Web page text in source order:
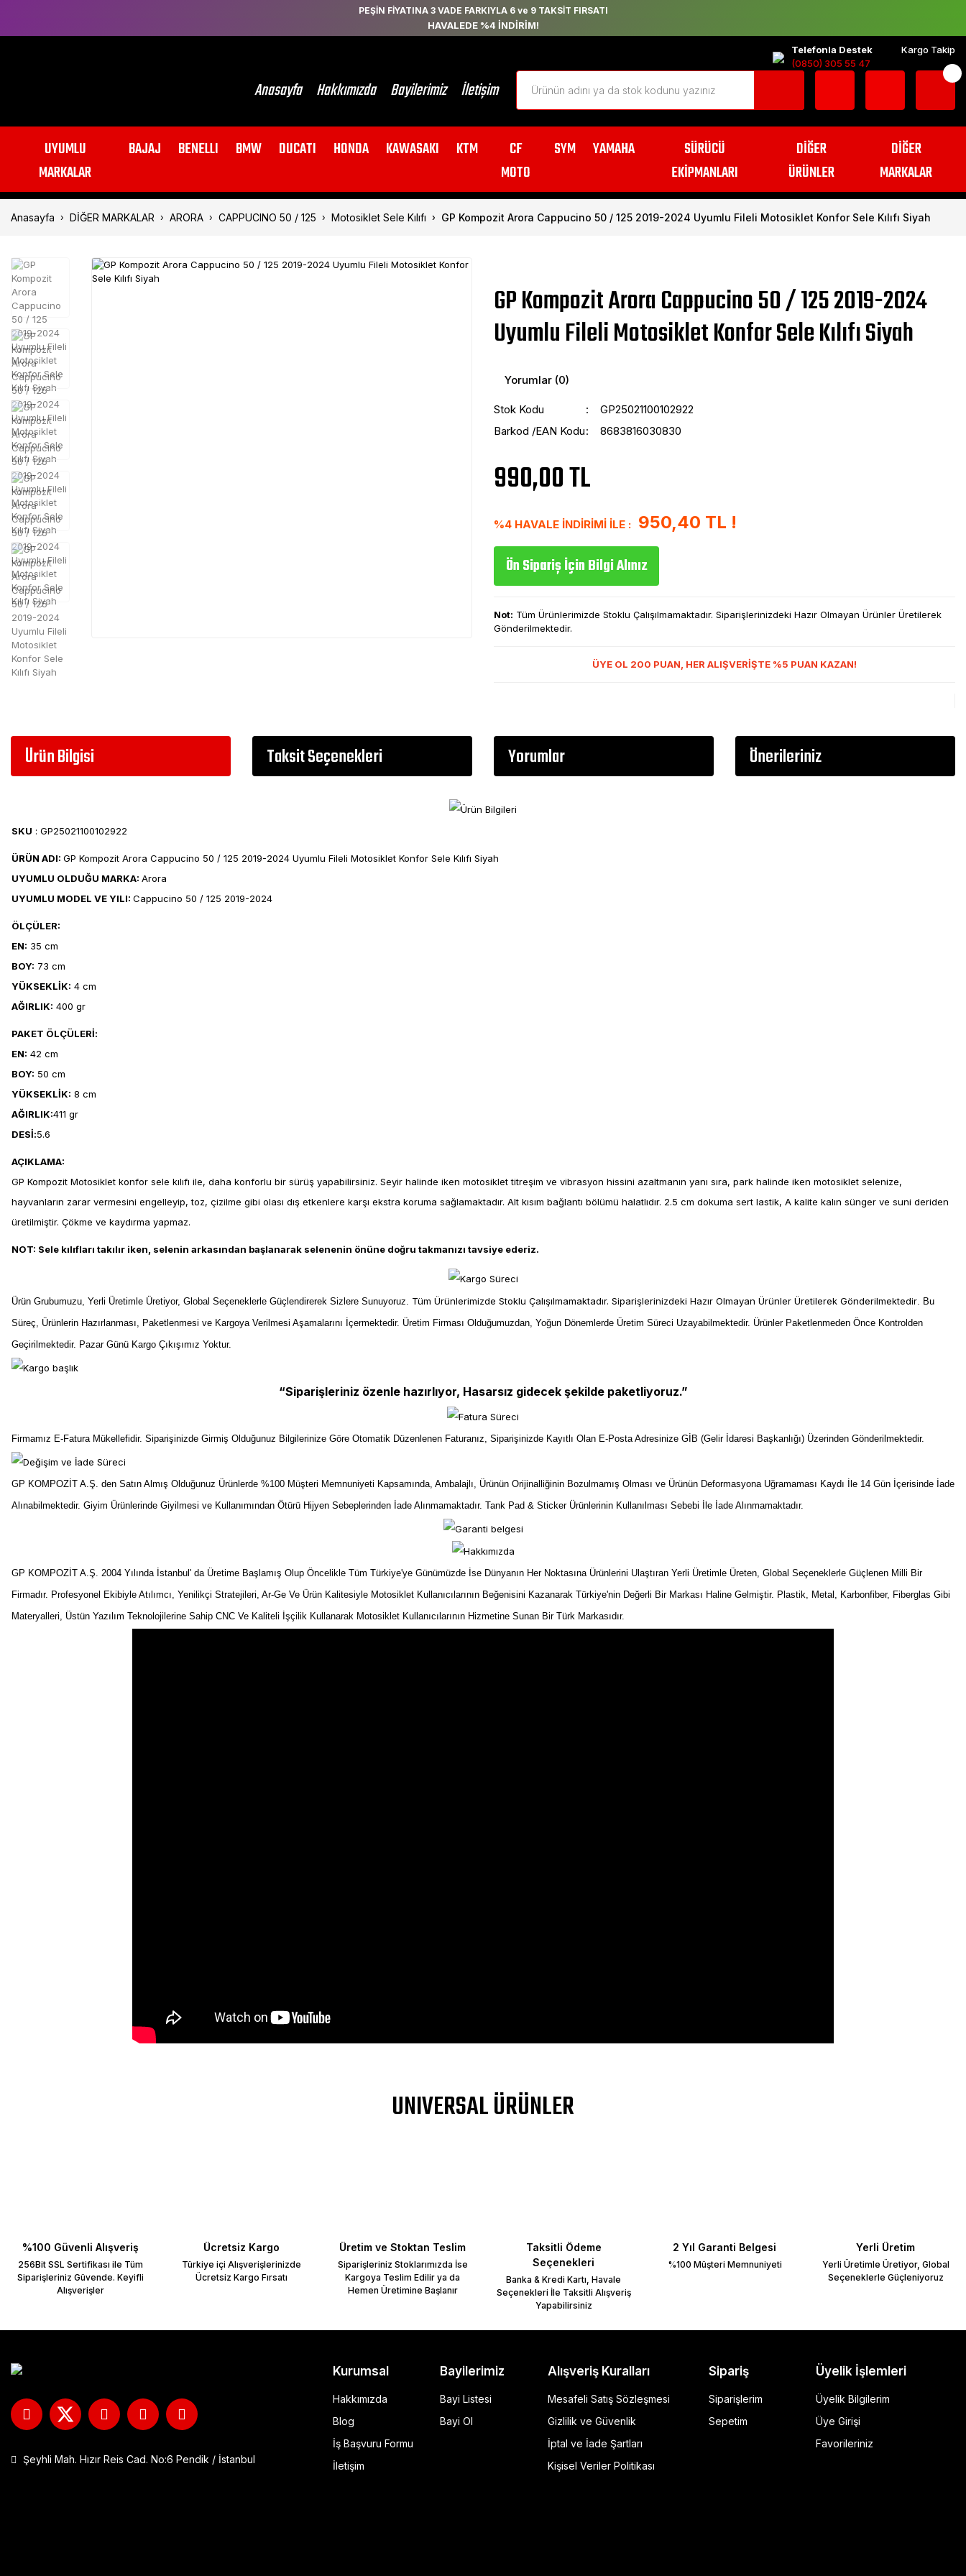
PEŞİN FİYATINA 3 VADE FARKIYLA 6 ve 9 TAKSİT FIRSATI
HAVALEDE %4 İNDİRİM!
Telefonla Destek
(0850) 305 55 47
Kargo Takip
Anasayfa Hakkımızda Bayilerimiz İletişim
UYUMLU
MARKALAR
BAJAJ BENELLI BMW DUCATI HONDA KAWASAKI KTM
CF
MOTO
SYM YAMAHA
SÜRÜCÜ
EKİPMANLARI
DİĞER
ÜRÜNLER
DİĞER
MARKALAR
Anasayfa DİĞER MARKALAR ARORA CAPPUCINO 50 / 125 Motosiklet Sele Kılıfı GP Kompozit Arora Cappucino 50 / 125 2019-2024 Uyumlu Fileli Motosiklet Konfor Sele Kılıfı Siyah
GP Kompozit Arora Cappucino 50 / 125 2019-2024
Uyumlu Fileli Motosiklet Konfor Sele Kılıfı Siyah
Yorumlar (0)
Stok Kodu
GP25021100102922
Barkod /EAN Kodu
8683816030830
990,00 TL
%4 HAVALE İNDİRİMİ İLE : 950,40 TL !
Ön Sipariş İçin Bilgi Alınız
Not: Tüm Ürünlerimizde Stoklu Çalışılmamaktadır. Siparişlerinizdeki Hazır Olmayan Ürünler Üretilerek
Gönderilmektedir.
ÜYE OL 200 PUAN, HER ALIŞVERİŞTE %5 PUAN KAZAN!
Ürün Bilgisi Taksit Seçenekleri Yorumlar Önerileriniz
SKU : GP25021100102922
ÜRÜN ADI: GP Kompozit Arora Cappucino 50 / 125 2019-2024 Uyumlu Fileli Motosiklet Konfor Sele Kılıfı Siyah
UYUMLU OLDUĞU MARKA: Arora
UYUMLU MODEL VE YILI: Cappucino 50 / 125 2019-2024
ÖLÇÜLER:
EN: 35 cm
BOY: 73 cm
YÜKSEKLİK: 4 cm
AĞIRLIK: 400 gr
PAKET ÖLÇÜLERİ:
EN: 42 cm
BOY: 50 cm
YÜKSEKLİK: 8 cm
AĞIRLIK:411 gr
DESİ:5.6
AÇIKLAMA:
GP Kompozit Motosiklet konfor sele kılıfı ile, daha konforlu bir sürüş yapabilirsiniz. Seyir halinde iken motosiklet titreşim ve vibrasyon hissini azaltmanın yanı sıra, park halinde iken motosiklet selenize,
hayvanların zarar vermesini engelleyip, toz, çizilme gibi olası dış etkenlere karşı ekstra koruma sağlamaktadır. Alt kısım bağlantı bölümü halatlıdır. 2.5 cm dokuma sert lastik, A kalite kalın sünger ve suni deriden
üretilmiştir. Çökme ve kaydırma yapmaz.
NOT: Sele kılıfları takılır iken, selenin arkasından başlanarak selenenin önüne doğru takmanızı tavsiye ederiz.
Ürün Grubumuzu, Yerli Üretimle Üretiyor, Global Seçeneklerle Güçlendirerek Sizlere Sunuyoruz. Tüm Ürünlerimizde Stoklu Çalışılmamaktadır. Siparişlerinizdeki Hazır Olmayan Ürünler Üretilerek Gönderilmektedir. Bu
Süreç, Ürünlerin Hazırlanması, Paketlenmesi ve Kargoya Verilmesi Aşamalarını İçermektedir. Üretim Firması Olduğumuzdan, Yoğun Dönemlerde Üretim Süreci Uzayabilmektedir. Ürünler Paketlenmeden Önce Kontrolden
Geçirilmektedir. Pazar Günü Kargo Çıkışımız Yoktur.
“Siparişleriniz özenle hazırlıyor, Hasarsız gidecek şekilde paketliyoruz.”
Firmamız E-Fatura Mükellefidir. Siparişinizde Girmiş Olduğunuz Bilgilerinize Göre Otomatik Düzenlenen Faturanız, Siparişinizde Kayıtlı Olan E-Posta Adresinize GİB (Gelir İdaresi Başkanlığı) Üzerinden Gönderilmektedir.
GP KOMPOZİT A.Ş. den Satın Almış Olduğunuz Ürünlerde %100 Müşteri Memnuniyeti Kapsamında, Ambalajlı, Ürünün Orijinalliğinin Bozulmamış Olması ve Ürünün Deformasyona Uğramaması Kaydı İle 14 Gün İçerisinde İade
Alınabilmektedir. Giyim Ürünlerinde Giyilmesi ve Kullanımından Ötürü Hijyen Sebeplerinden İade Alınmamaktadır. Tank Pad & Sticker Ürünlerinin Kullanılması Sebebi İle İade Alınmamaktadır.
GP KOMPOZİT A.Ş. 2004 Yılında İstanbul' da Üretime Başlamış Olup Öncelikle Tüm Türkiye'ye Günümüzde İse Dünyanın Her Noktasına Ürünlerini Ulaştıran Yerli Üretimle Üreten, Global Seçeneklerle Güçlenen Milli Bir
Firmadır. Profesyonel Ekibiyle Atılımcı, Yenilikçi Stratejileri, Ar-Ge Ve Ürün Kalitesiyle Motosiklet Kullanıcılarının Beğenisini Kazanarak Türkiye'nin Değerli Bir Markası Haline Gelmiştir. Plastik, Metal, Karbonfiber, Fiberglas Gibi
Materyalleri, Üstün Yazılım Teknolojilerine Sahip CNC Ve Kaliteli İşçilik Kullanarak Motosiklet Kullanıcılarının Hizmetine Sunan Bir Türk Markasıdır.
Bu ürüne ilk yorumu siz yapın!
Bu ürünün fiyat bilgisi, resim, ürün açıklamalarında ve diğer konularda yetersiz gördüğünüz noktaları öneri formunu kullanarak tarafımıza iletebilirsiniz.
UNIVERSAL ÜRÜNLER
GP Kompozit Universal 45 lt Plastik Motosiklet Çantası Siyah
%100 Güvenli Alışveriş
256Bit SSL Sertifikası ile Tüm
Siparişleriniz Güvende. Keyifli
Alışverişler
Ücretsiz Kargo
Türkiye içi Alışverişlerinizde
Ücretsiz Kargo Fırsatı
Üretim ve Stoktan Teslim
Siparişleriniz Stoklarımızda İse
Kargoya Teslim Edilir ya da
Hemen Üretimine Başlanır
Taksitli Ödeme
Seçenekleri
Banka & Kredi Kartı, Havale
Seçenekleri İle Taksitli Alışveriş
Yapabilirsiniz
2 Yıl Garanti Belgesi
%100 Müşteri Memnuniyeti
Yerli Üretim
Yerli Üretimle Üretiyor, Global
Seçeneklerle Güçleniyoruz
Şeyhli Mah. Hızır Reis Cad. No:6 Pendik / İstanbul
Kurumsal
Hakkımızda
Blog
İş Başvuru Formu
İletişim
Bayilerimiz
Bayi Listesi
Bayi Ol
Alışveriş Kuralları
Mesafeli Satış Sözleşmesi
Gizlilik ve Güvenlik
İptal ve İade Şartları
Kişisel Veriler Politikası
Sipariş
Siparişlerim
Sepetim
Üyelik İşlemleri
Üyelik Bilgilerim
Üye Girişi
Favorileriniz